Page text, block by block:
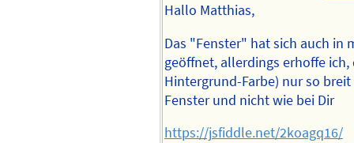
Hallo Matthias,
Das "Fenster" hat sich auch in
geöffnet, allerdings erhoffe ich,
Hintergrund-Farbe) nur so
Fenster und nicht wie bei Dir
https://jsfiddle.net/2koagq16/